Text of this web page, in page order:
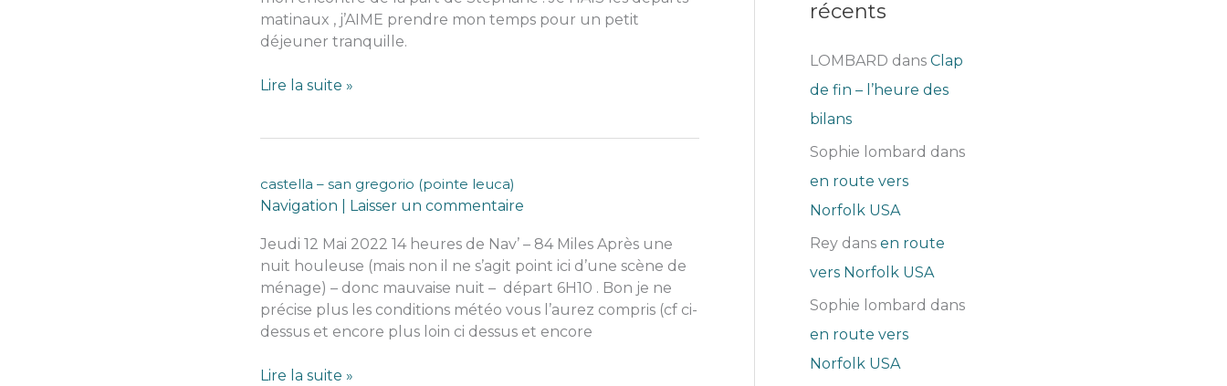
matinaux , j’AIME prendre mon temps pour un petit
déjeuner tranquille.
San
Lire la suite »
castella – san gregorio (pointe leuca)
Navigation
Laisser un commentaire
Jeudi 12 Mai 2022 14 heures de Nav’ – 84 Miles Après une
nuit houleuse (mais non il ne s’agit point ici d’une scène de
ménage) – donc mauvaise nuit – départ 6H10 . Bon je ne
précise plus les conditions météo vous l’aurez compris (cf ci-
dessus et encore plus loin ci dessus et encore
castella
Lire la suite »
récents
LOMBARD dans Clap
de fin – l’heure des
bilans
Sophie lombard dans
en route vers
Norfolk USA
Rey dans en route
vers Norfolk USA
Sophie lombard dans
en route vers
Norfolk USA